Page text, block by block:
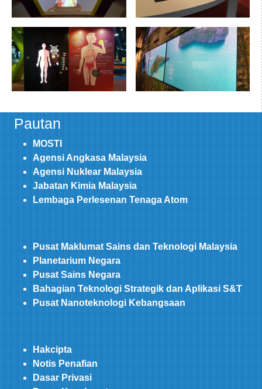
Pautan
MOSTI
Agensi Angkasa Malaysia
Agensi Nuklear Malaysia
Jabatan Kimia Malaysia
Lembaga Perlesenan Tenaga Atom
Pusat Maklumat Sains dan Teknologi Malaysia
Planetarium Negara
Pusat Sains Negara
Bahagian Teknologi Strategik dan Aplikasi S&T
Pusat Nanoteknologi Kebangsaan
Hakcipta
Notis Penafian
Dasar Privasi